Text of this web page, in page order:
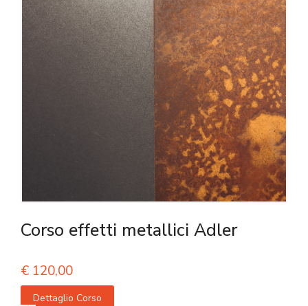
Corso effetti metallici Adler
€ 120,00
Dettaglio Corso